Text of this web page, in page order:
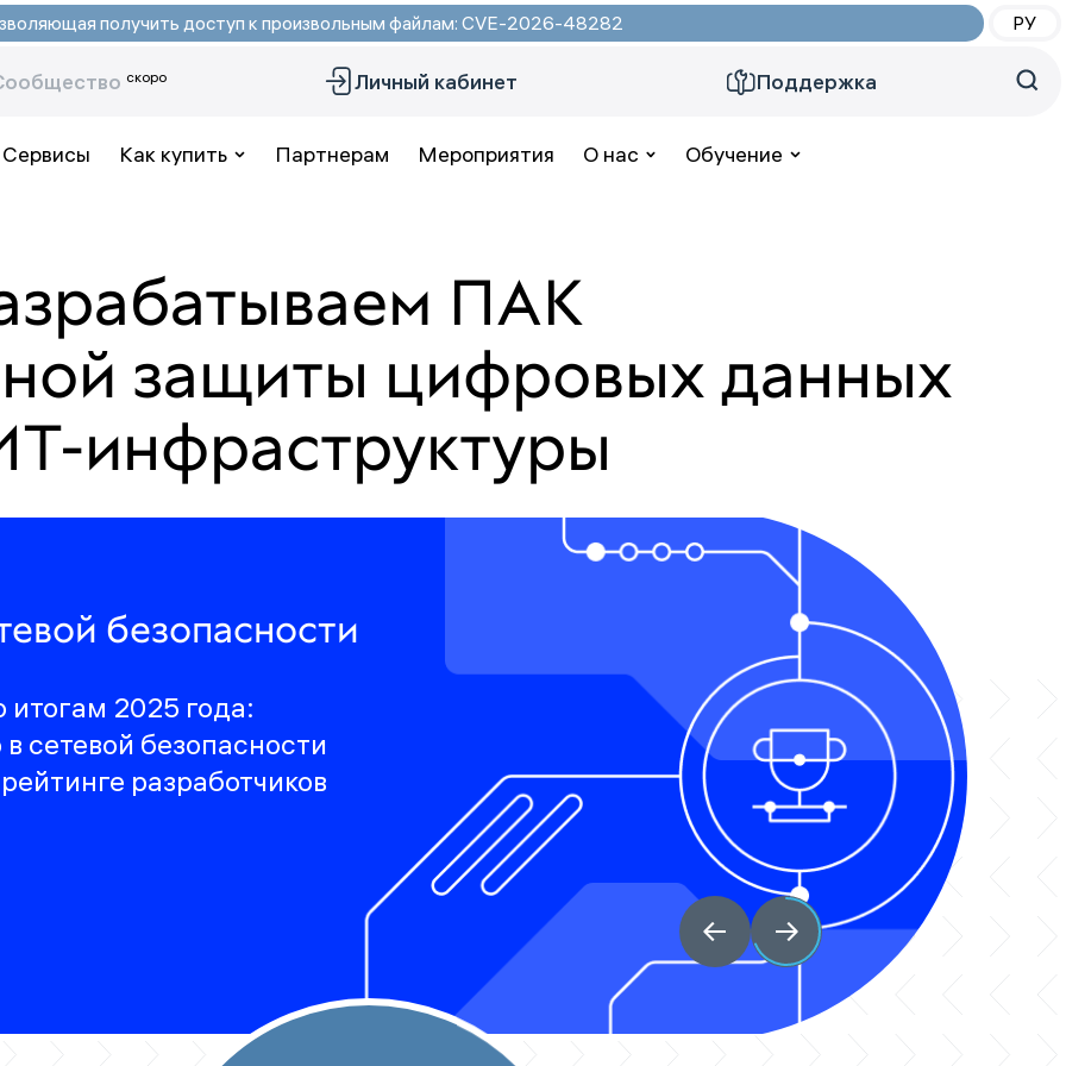
получить доступ к произвольным файлам: CVE-2026-48282 РУ
скоро Личный кабинет Поддержка
Сервисы Как купить Партнерам Мероприятия О нас Обучение
ПАК
защиты цифровых данных
инфраструктуры
безопасности
2025 года:
сетевой безопасности
разработчиков
с выгодой до 25%
по продуктам UserGate
по администрированию продуктов UserGate